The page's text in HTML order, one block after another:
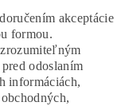
akceptácie
formou.
odoslaním
informáciách,